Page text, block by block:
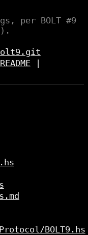
per BOLT #9
README|
BOLT9.hs